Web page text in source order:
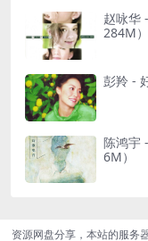
赵咏华
284M）
彭羚 -
陈鸿宇
6M）
资源网盘分享，本站的服务